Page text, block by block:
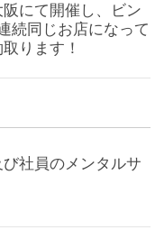
にて開催し、ビン
続同じお店になって
ります！
社員のメンタルサ